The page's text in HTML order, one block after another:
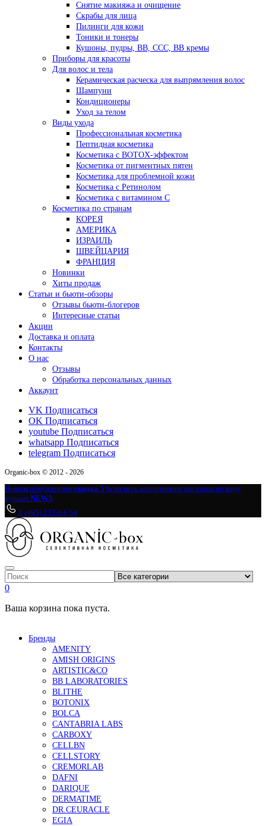
Снятие макияжа и очищение
Скрабы для лица
Пилинги для кожи
Тоники и тонеры
Кушоны, пудры, ВВ, ССС, ВВ кремы
Приборы для красоты
Для волос и тела
Керамическая расческа для выпрямления волос
Шампуни
Кондиционеры
Уход за телом
Виды ухода
Профессиональная косметика
Пептидная косметика
Косметика с BOTOX-эффектом
Косметика от пигментных пятен
Косметика для проблемной кожи
Косметика с Ретинолом
Косметика с витамином С
Косметика по странам
КОРЕЯ
АМЕРИКА
ИЗРАИЛЬ
ШВЕЙЦАРИЯ
ФРАНЦИЯ
Новинки
Хиты продаж
Статьи и бьюти-обзоры
Отзывы бьюти-блогеров
Интересные статьи
Акции
Доставка и оплата
Контакты
О нас
Отзывы
Обработка персональных данных
Аккаунт
VK Подписаться
OK Подписаться
youtube Подписаться
whatsapp Подписаться
telegram Подписаться
Organic-box © 2012 - 2026
Новым покупателям скидка 5% на весь ассортимент магазина по коду
купона NEW5
8 (495) 233-64-54
0
Ваша корзина пока пуста.
Бренды
AMENITY
AMISH ORIGINS
ARTISTIC&CO
BB LABORATORIES
BLITHE
BOTONIX
BOLCA
CANTABRIA LABS
CARBOXY
CELLBN
CELLSTORY
CREMORLAB
DAFNI
DARIQUE
DERMATIME
DR.CEURACLE
EGIA